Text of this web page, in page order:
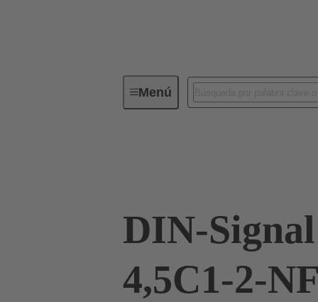
MenúConectividad de dispositivos
DIN-
4,5C1-2-